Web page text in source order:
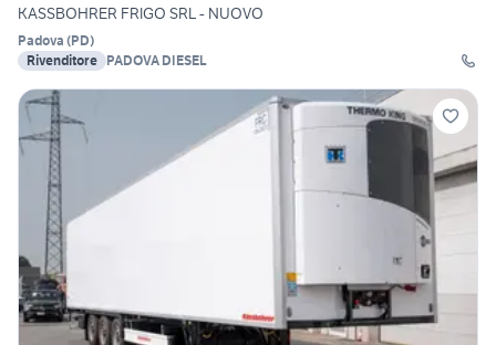
KASSBOHRER FRIGO SRL - NUOVO
Padova (PD)
Rivenditore PADOVA DIESEL